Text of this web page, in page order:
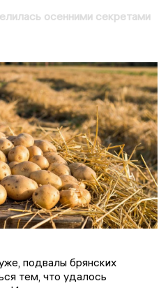
осенними секретами
подвалы брянских
тем, что удалось